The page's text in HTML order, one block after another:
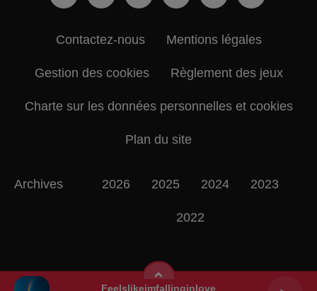
Feelslikeimfallinginlove
Contactez-nous Mentions légales
Gestion des cookies Règlement des jeux
Charte sur les données personnelles et cookies
Plan du site
Archives 2026 2025 2024 2023
2022